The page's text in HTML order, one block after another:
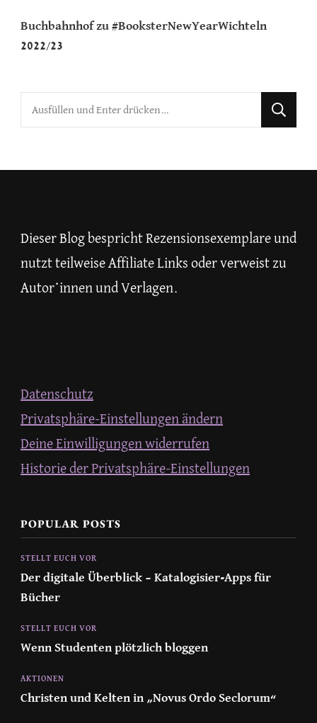
Buchbahnhofzu #BooksterNewYearWichteln
2022/23
Suchst
du
Dieser Blog bespricht Rezensionsexemplare und
nutzt teilweise Affiliate Links oder verweist zu
Autor*innen und Verlagen.
Datenschutz
Privatsphäre-Einstellungen ändern
Deine Einwilligungen widerrufen
Historie der Privatsphäre-Einstellungen
POPULAR POSTS
STELLT EUCH VOR
Der digitale Überblick – Katalogisier-Apps für
Bücher
STELLT EUCH VOR
Wenn Studenten plötzlich bloggen
AKTIONEN
Christen und Kelten in „Novus Ordo Seclorum“